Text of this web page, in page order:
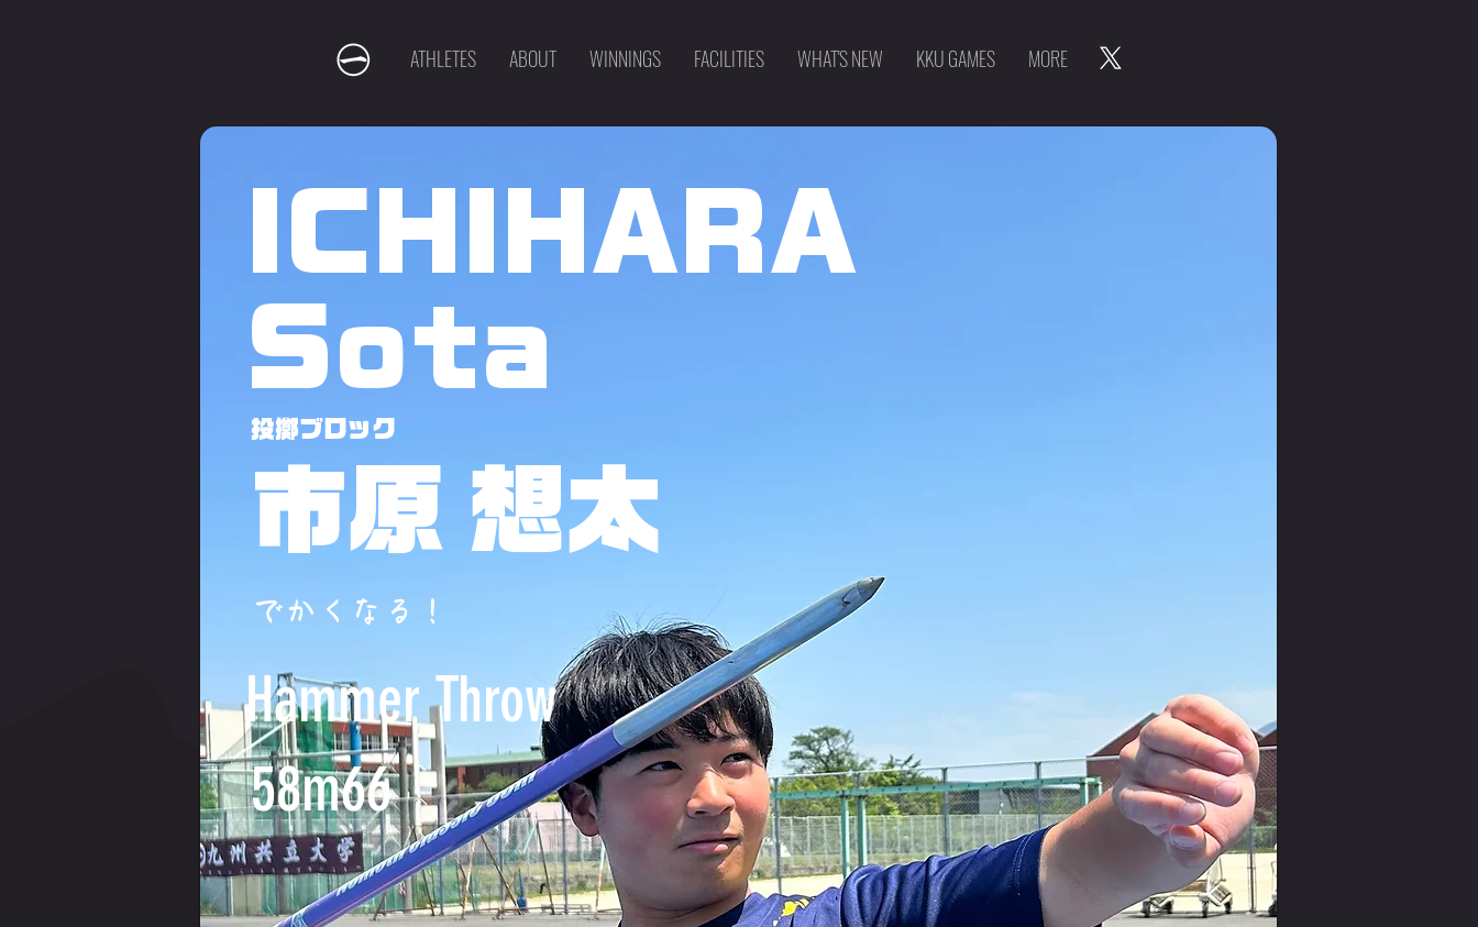
ATHLETES ABOUT WINNINGS FACILITIES WHAT'S NEW KKU GAMES MORE
ICHIHARA
Sota
でかくなる！
投擲ブロック
市原 想太
Hammer Throw
58m66